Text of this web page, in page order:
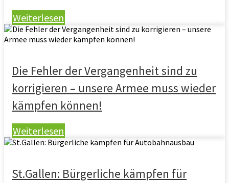
Weiterlesen
Die Fehler der Vergangenheit sind zu
korrigieren – unsere Armee muss wieder
kämpfen können!
Weiterlesen
St.Gallen: Bürgerliche kämpfen für